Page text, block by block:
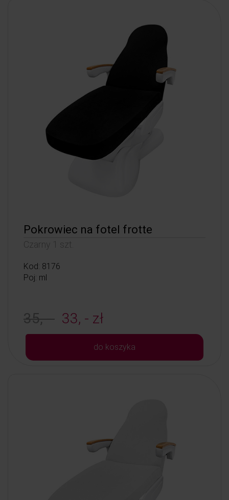
Pokrowiec na fotel frotte
Czarny 1 szt.
Kod: 8176
Poj: ml
35, - 33, - zł
do koszyka